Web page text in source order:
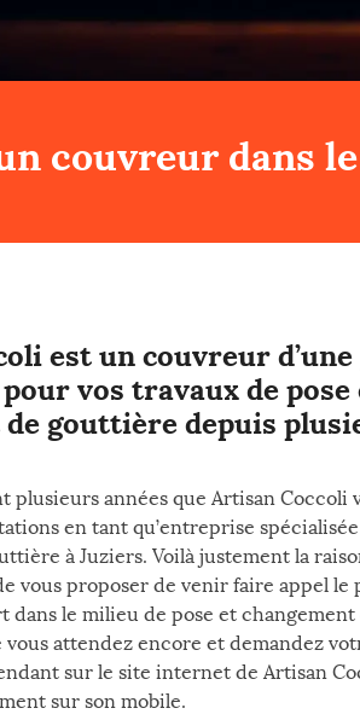
couvreur dans le
est un couvreur
vos travaux de pose
de gouttière depuis
plusieurs années que Artisan Coccoli
en tant qu’entreprise
à Juziers. Voilà justement la
vous proposer de venir faire appel le
dans le milieu de pose et
vous attendez encore et demandez
sur le site internet de Artisan
sur son mobile.